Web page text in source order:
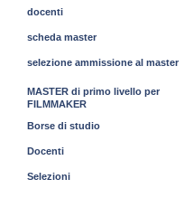
docenti
scheda master
selezione ammissione al master
MASTER di primo livello per
FILMMAKER
Borse di studio
Docenti
Selezioni